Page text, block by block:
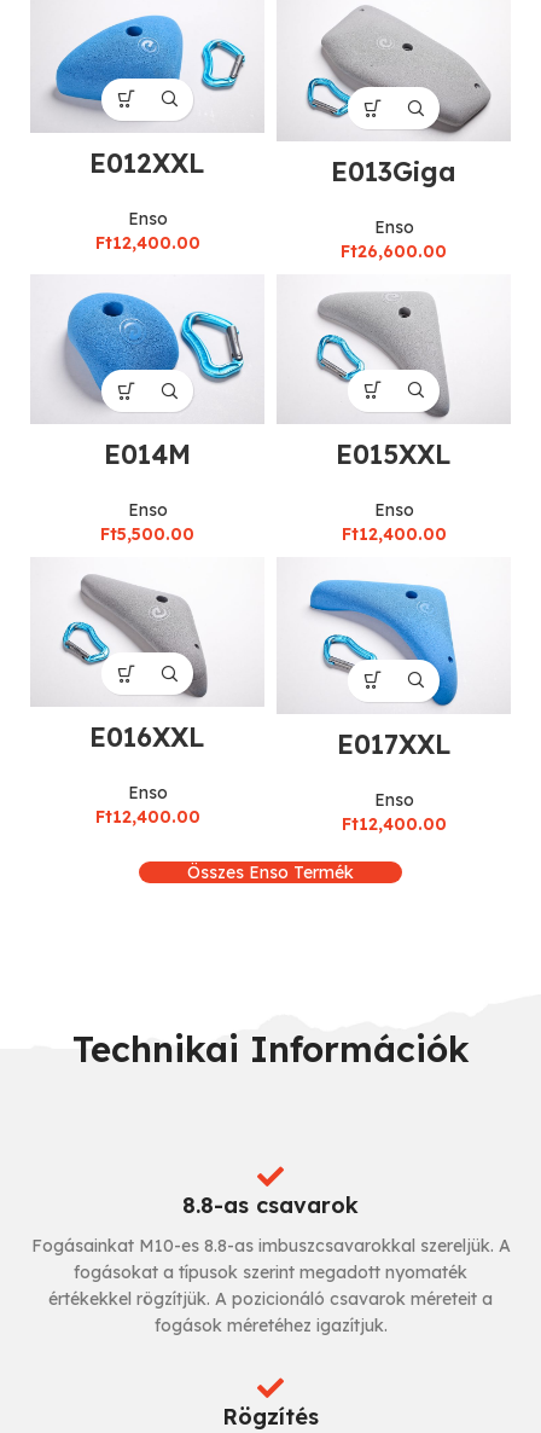
E012XXL
Enso
Ft12,400.00
E013Giga
Enso
Ft26,600.00
E014M
Enso
Ft5,500.00
E015XXL
Enso
Ft12,400.00
E016XXL
Enso
Ft12,400.00
E017XXL
Enso
Ft12,400.00
Összes Enso Termék
Technikai Információk
8.8-as csavarok
Fogásainkat M10-es 8.8-as imbuszcsavarokkal szereljük. A
fogásokat a típusok szerint megadott nyomaték
értékekkel rögzítjük. A pozicionáló csavarok méreteit a
fogások méretéhez igazítjuk.
Rögzítés